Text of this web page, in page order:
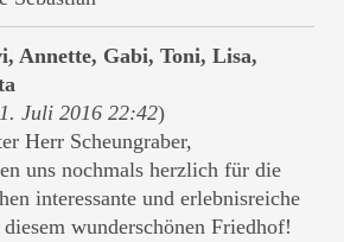
Annette, Gabi, Toni, Lisa,
Juli 2016 22:42)
Herr Scheungraber,
uns nochmals herzlich für die
interessante und erlebnisreiche
wunderschönen Friedhof!